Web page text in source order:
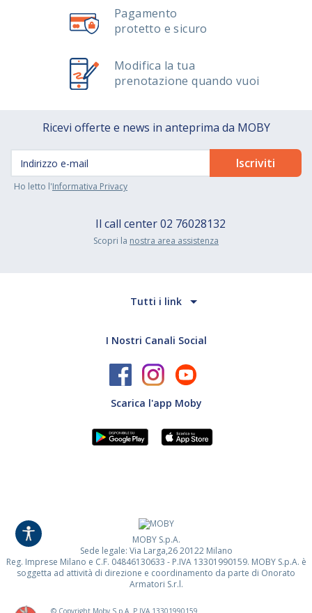
Pagamento
protetto e sicuro
Modifica la tua
prenotazione quando vuoi
Ricevi offerte e news in anteprima da MOBY
Ho letto l'Informativa Privacy
Il call center02 76028132
Scopri la nostra area assistenza
Tutti i link
I Nostri Canali Social
Scarica l'app Moby
MOBY S.p.A.
Sede legale: Via Larga,26 20122 Milano
Reg. Imprese Milano e C.F. 04846130633 - P.IVA 13301990159. MOBY S.p.A. è
soggetta ad attività di direzione e coordinamento da parte di Onorato
Armatori S.r.l.
© Copyright Moby S.p.A. P.IVA 13301990159